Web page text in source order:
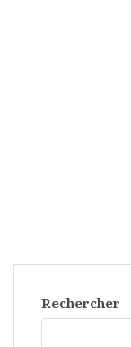
Rechercher